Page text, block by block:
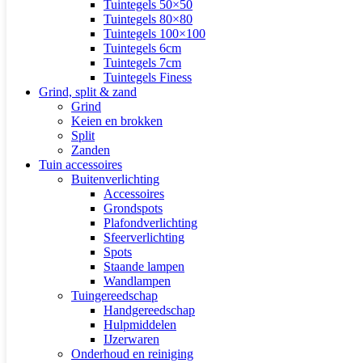
Tuintegels 50×50
Tuintegels 80×80
Tuintegels 100×100
Tuintegels 6cm
Tuintegels 7cm
Tuintegels Finess
Grind, split & zand
Grind
Keien en brokken
Split
Zanden
Tuin accessoires
Buitenverlichting
Accessoires
Grondspots
Plafondverlichting
Sfeerverlichting
Spots
Staande lampen
Wandlampen
Tuingereedschap
Handgereedschap
Hulpmiddelen
IJzerwaren
Onderhoud en reiniging